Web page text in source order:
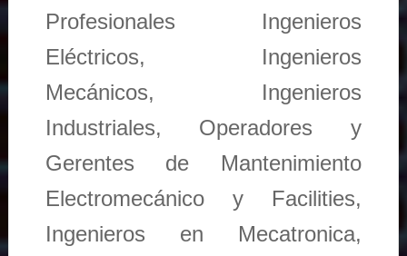
Profesionales Ingenieros
Eléctricos, Ingenieros
Mecánicos, Ingenieros
Industriales, Operadores y
Gerentes de Mantenimiento
Electromecánico y Facilities,
Ingenieros en Mecatronica,